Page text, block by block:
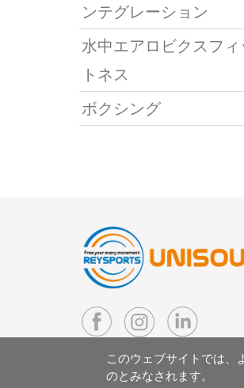
ンテグレーション
水中エアロビクスフィ
トネス
ボクシング
このウェブサイトでは、
のとみなされます。